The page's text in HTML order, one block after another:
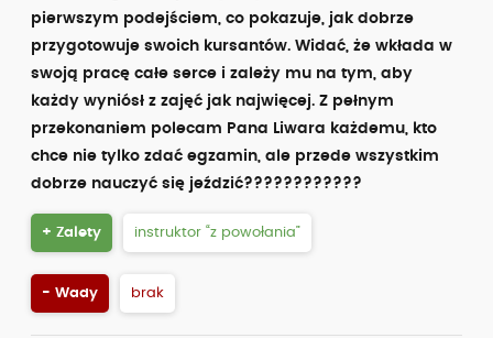
pierwszym podejściem, co pokazuje, jak dobrze
przygotowuje swoich kursantów. Widać, że wkłada w
swoją pracę całe serce i zależy mu na tym, aby
każdy wyniósł z zajęć jak najwięcej. Z pełnym
przekonaniem polecam Pana Liwara każdemu, kto
chce nie tylko zdać egzamin, ale przede wszystkim
dobrze nauczyć się jeździć????????????
+ Zalety instruktor “z powołania”
- Wady brak